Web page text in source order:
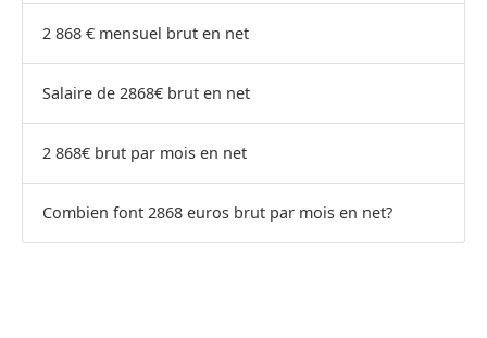
2 868 € mensuel brut en net
Salaire de 2868€ brut en net
2 868€ brut par mois en net
Combien font 2868 euros brut par mois en net?